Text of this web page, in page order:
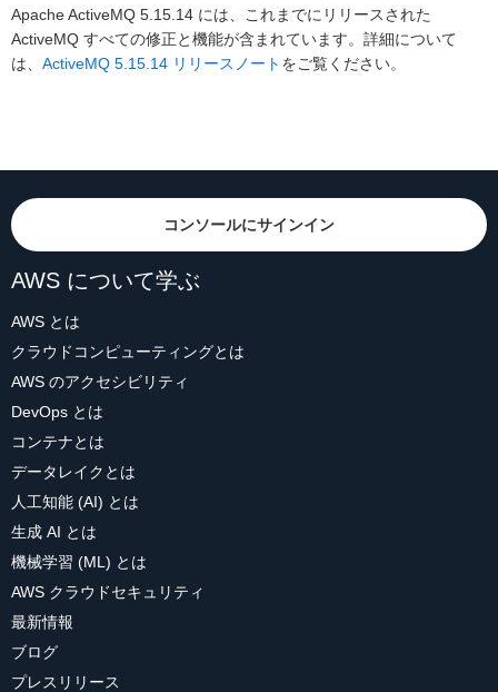
Apache ActiveMQ 5.15.14 には、これまでにリリースされた
ActiveMQ すべての修正と機能が含まれています。詳細について
は、 ActiveMQ 5.15.14 リリースノート をご覧ください。
コンソールにサインイン
AWS について学ぶ
AWS とは
クラウドコンピューティングとは
AWS のアクセシビリティ
DevOps とは
コンテナとは
データレイクとは
人工知能 (AI) とは
生成 AI とは
機械学習 (ML) とは
AWS クラウドセキュリティ
最新情報
ブログ
プレスリリース